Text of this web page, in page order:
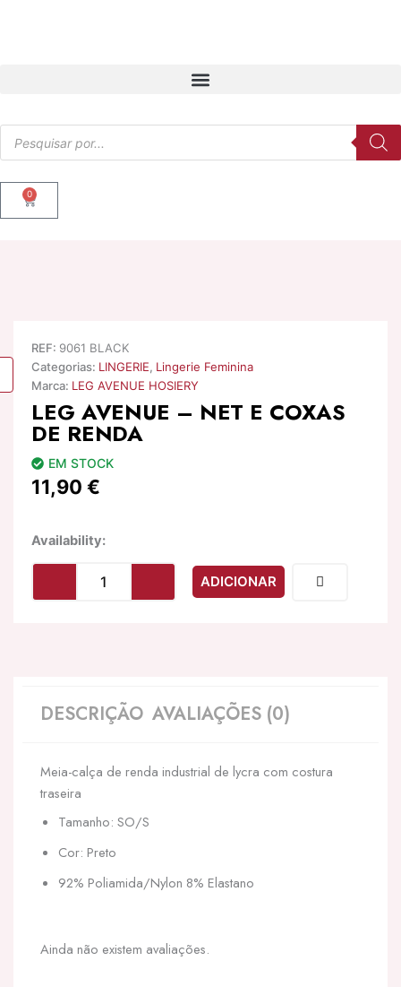
search
0
Cart
REF: 9061 BLACK
Categorias: LINGERIE, Lingerie Feminina
Marca: LEG AVENUE HOSIERY
LEG AVENUE – NET E COXAS
DE RENDA
EM STOCK
11,90 €
Availability:Quantidade
AVENUE
ADICIONAR
DESCRIÇÃO AVALIAÇÕES (0)
Meia-calça de renda industrial de lycra com costura
traseira
Tamanho: SO/S
Cor: Preto
92% Poliamida/Nylon 8% Elastano
Ainda não existem avaliações.